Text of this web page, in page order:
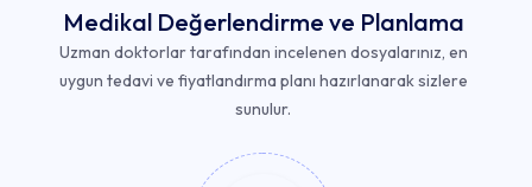
Medikal Değerlendirme ve Planlama
Uzman doktorlar tarafından incelenen dosyalarınız, en
uygun tedavi ve fiyatlandırma planı hazırlanarak sizlere
sunulur.